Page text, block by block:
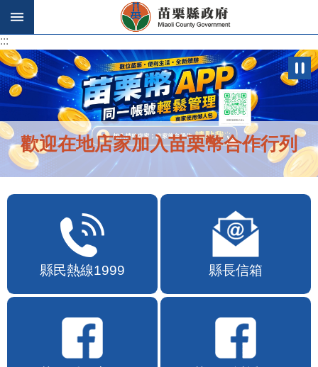
跳到主要內容區塊
:::
:::
苗栗幣APP自115年7月10日10時上線
縣民熱線1999 縣長信箱